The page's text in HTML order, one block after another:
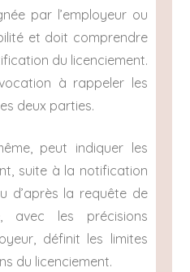
par l’employeur ou
et doit comprendre
du licenciement.
à rappeler les
deux parties.
peut indiquer les
suite à la notification
d’après la requête de
avec les précisions
définit les limites
du licenciement.